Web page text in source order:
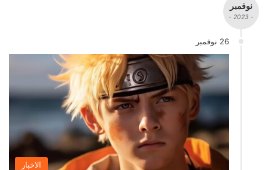
نوفمبر
- 2023 -
26 نوفمبر
الاخبار